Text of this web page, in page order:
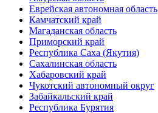
Еврейская автономная область
Камчатский край
Магаданская область
Приморский край
Республика Саха (Якутия)
Сахалинская область
Хабаровский край
Чукотский автономный округ
Забайкальский край
Республика Бурятия